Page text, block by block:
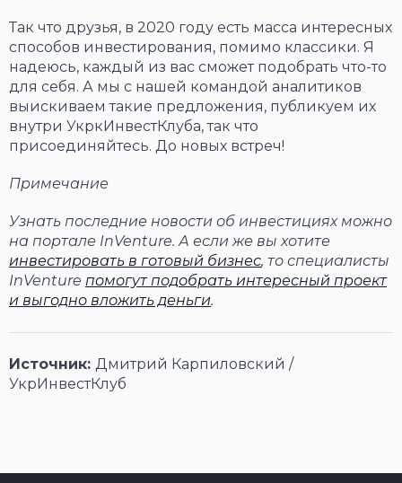
Так что друзья, в 2020 году есть масса интересных
способов инвестирования, помимо классики. Я
надеюсь, каждый из вас сможет подобрать что-то
для себя. А мы с нашей командой аналитиков
выискиваем такие предложения, публикуем их
внутри УкркИнвестКлуба, так что
присоединяйтесь. До новых встреч!
Примечание
Узнать последние новости об инвестициях можно
на портале InVenture. А если же вы хотите
инвестировать в готовый бизнес, то специалисты
InVenture помогут подобрать интересный проект
и выгодно вложить деньги.
Источник: Дмитрий Карпиловский /
УкрИнвестКлуб